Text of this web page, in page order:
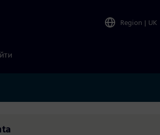
Region | UK